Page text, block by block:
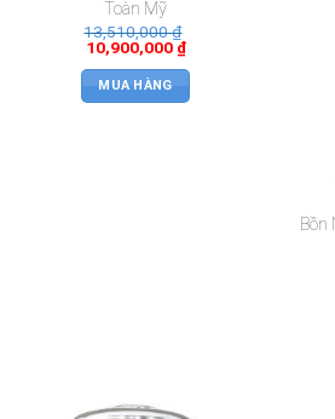
Toàn Mỹ
13,510,000₫
10,900,000 ₫
MUA HÀNG
Bồn